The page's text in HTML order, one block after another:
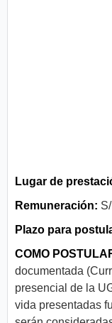
Lugar de
Remuneración:
Plazo para
COMO
documentada
presencial de la
vida presentadas